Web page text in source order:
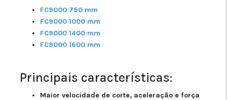
FC9000 750 mm
FC9000 1000 mm
FC9000 1400 mm
FC9000 1600 mm
Principais características:
Maior velocidade de corte, aceleração e força